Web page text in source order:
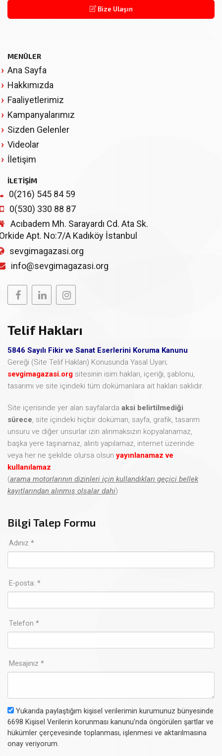
Bize Ulaşın
MENÜLER
Ana Sayfa
Hakkımızda
Faaliyetlerimiz
Kampanyalarımız
Sizden Gelenler
Videolar
İletişim
İLETİŞİM
0(216) 545 84 59
0(530) 330 88 87
Acıbadem Mh. Sarayardı Cd. Ata Sk.
Apt. No:7/A Kadıköy İstanbul
sevgimagazasi.org
info@sevgimagazasi.org
Telif Hakları
5846 Sayılı Fikir ve Sanat Eserlerini Koruma Kanunu
Gereği (Site Telif Hakları) Konusunda Yasal Uyarı;
sevgimagazasi.org sitesinin isim hakları, içeriği, şablonu,
tasarımı ve site içindeki tüm dokümanlara ait hakları saklıdır.
Site içerisinde yer alan sayfalarda aksi belirtilmediği
sürece, site içindeki hiçbir doküman, sayfa, grafik, tasarım
unsuru ve diğer unsurlar izin alınmaksızın kopyalanamaz,
başka yere taşınamaz, alıntı yapılamaz, internet üzerinde
veya her ne şekilde olursa olsun yayınlanamaz ve
kullanılamaz .
(arama motorlarının dizinleri için kullandıkları geçici bellek
kayıtlarından alınmış olsalar dahi)
Bilgi Talep Formu
Adınız *
E-posta: *
Telefon *
Mesajınız *
Yukarıda paylaştığım kişisel verilerimin kurumunuz bünyesinde
6698 Kişisel Verilerin korunması kanunu’nda öngörülen şartlar ve
hükümler çerçevesinde toplanması, işlenmesi ve aktarılmasına
onay veriyorum.